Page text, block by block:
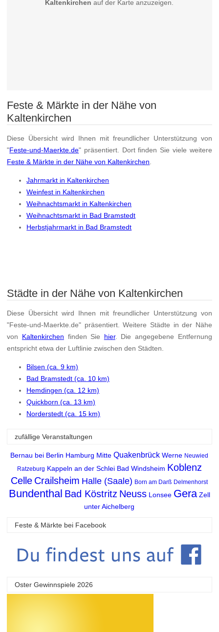
Kaltenkirchen auf der Karte anzuzeigen.
Feste & Märkte in der Nähe von
Kaltenkirchen
Diese Übersicht wird Ihnen mit freundlicher Unterstützung von
"Feste-und-Maerkte.de" präsentiert. Dort finden Sie viele weitere
Feste & Märkte in der Nähe von Kaltenkirchen
Jahrmarkt in Kaltenkirchen
Weinfest in Kaltenkirchen
Weihnachtsmarkt in Kaltenkirchen
Weihnachtsmarkt in Bad Bramstedt
Herbstjahrmarkt in Bad Bramstedt
Städte in der Nähe von Kaltenkirchen
Diese Übersicht wird Ihnen mit freundlicher Unterstützung von
"Feste-und-Maerkte.de" präsentiert. Weitere Städte in der Nähe
von Kaltenkirchen finden Sie hier. Die angegebene Entfernung
entspricht etwa der Luftlinie zwischen den Städten.
Bilsen (ca. 9 km)
Bad Bramstedt (ca. 10 km)
Hemdingen (ca. 12 km)
Quickborn (ca. 13 km)
Norderstedt (ca. 15 km)
zufällige Veranstaltungen
Bernau bei Berlin Hamburg Mitte Quakenbrück Werne Neuwied
Ratzeburg Kappeln an der Schlei Bad Windsheim Koblenz
Celle Crailsheim Halle (Saale) Born am Darß Delmenhorst
Bundenthal Bad Köstritz Neuss Lonsee Gera Zell
unter Aichelberg
Feste & Märkte bei Facebook
Oster Gewinnspiele 2026